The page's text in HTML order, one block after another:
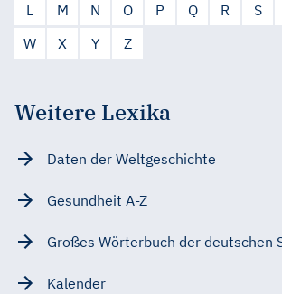
L
M N O P Q R S
W
X Y Z
Weitere Lexika
Daten der Weltgeschichte
Gesundheit A-Z
Großes Wörterbuch der deutschen
Kalender